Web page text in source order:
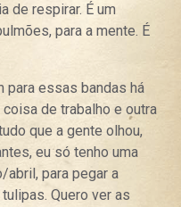
de respirar. É um
para a mente. É
para essas bandas há
de trabalho e outra
que a gente olhou,
eu só tenho uma
abril, para pegar a
Quero ver as